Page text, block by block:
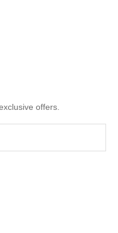
offers.